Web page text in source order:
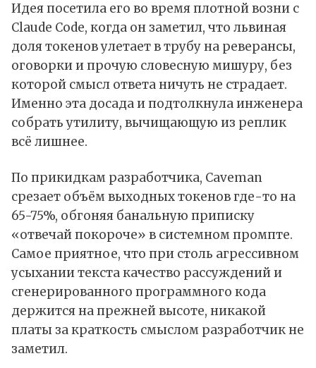
Идея посетила его во время плотной возни с
Claude Code, когда он заметил, что львиная
доля токенов улетает в трубу на реверансы,
оговорки и прочую словесную мишуру, без
которой смысл ответа ничуть не страдает.
Именно эта досада и подтолкнула инженера
собрать утилиту, вычищающую из реплик
всё лишнее.
По прикидкам разработчика, Caveman
срезает объём выходных токенов где-то на
65-75%, обгоняя банальную приписку
«отвечай покороче» в системном промпте.
Самое приятное, что при столь агрессивном
усыхании текста качество рассуждений и
сгенерированного программного кода
держится на прежней высоте, никакой
платы за краткость смыслом разработчик не
заметил.